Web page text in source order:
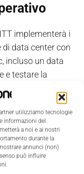
utilizziamo tecnologie
informazioni del
a noi e ai nostri
durante la
annunci (non)
può influire
implementerà i
di data center con
incluso un data
e testare la
soluzioni
al 100%
nel secondo